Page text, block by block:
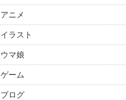
アニメ
イラスト
ウマ娘
ゲーム
ブログ